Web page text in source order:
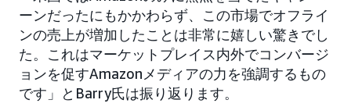
ーンだったにもかかわらず、この市場でオフライ
ンの売上が増加したことは非常に嬉しい驚きでし
た。これはマーケットプレイス内外でコンバージ
ョンを促すAmazonメディアの力を強調するもの
です」とBarry氏は振り返ります。